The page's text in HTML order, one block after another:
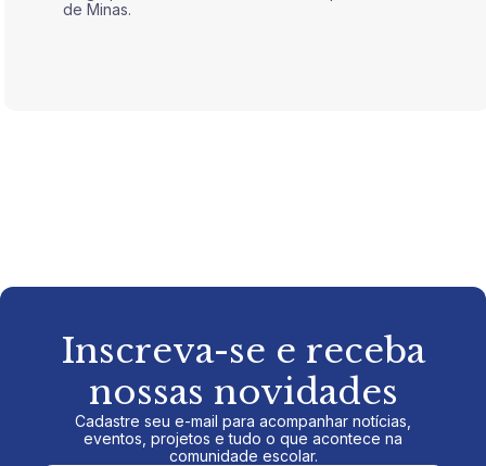
de Minas.
Inscreva-se e receba
nossas novidades
Cadastre seu e-mail para acompanhar notícias,
eventos, projetos e tudo o que acontece na
comunidade escolar.